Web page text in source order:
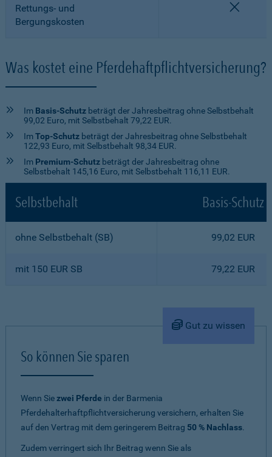
Rettungs- und
Bergungskosten
Was kostet eine Pferdehaftpflichtversicherung?
Im Basis-Schutz beträgt der Jahresbeitrag ohne Selbstbehalt
99,02 Euro, mit Selbstbehalt 79,22 EUR.
ImTop-Schutz beträgt der Jahresbeitrag ohne Selbstbehalt
122,93 Euro, mit Selbstbehalt 98,34 EUR.
Im Premium-Schutz beträgt der Jahresbeitrag ohne
Selbstbehalt 145,16 Euro, mit Selbstbehalt 116,11 EUR.
Selbstbehalt Basis-Schutz
ohne Selbstbehalt (SB) 99,02 EUR
mit 150 EUR SB 79,22 EUR
Gut zu wissen
So können Sie sparen
Wenn Siezwei Pferde in der Barmenia
Pferdehalterhaftpflichtversicherung versichern, erhalten Sie
auf den Vertrag mit dem geringerem Beitrag 50 % Nachlass.
Zudem verringert sich Ihr Beitrag wenn Sie als